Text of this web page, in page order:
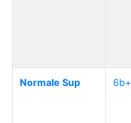
Normale Sup 6b+